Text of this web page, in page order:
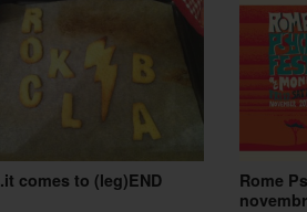
comes to (leg)END
Rome